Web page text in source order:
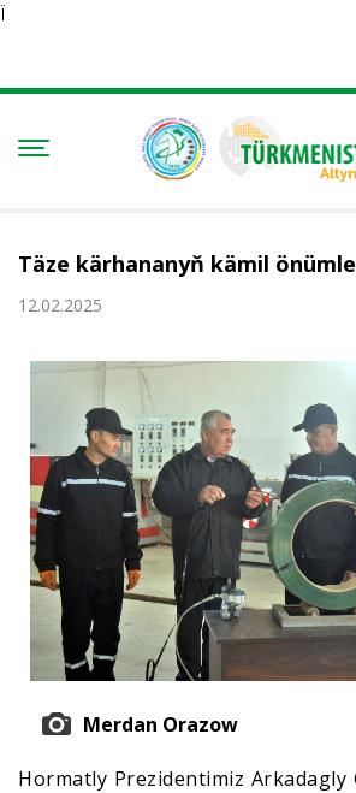
Ï
Täze kärhananyň kämil
12.02.2025
Merdan Orazow
Hormatly Prezidentimiz Arkadagly